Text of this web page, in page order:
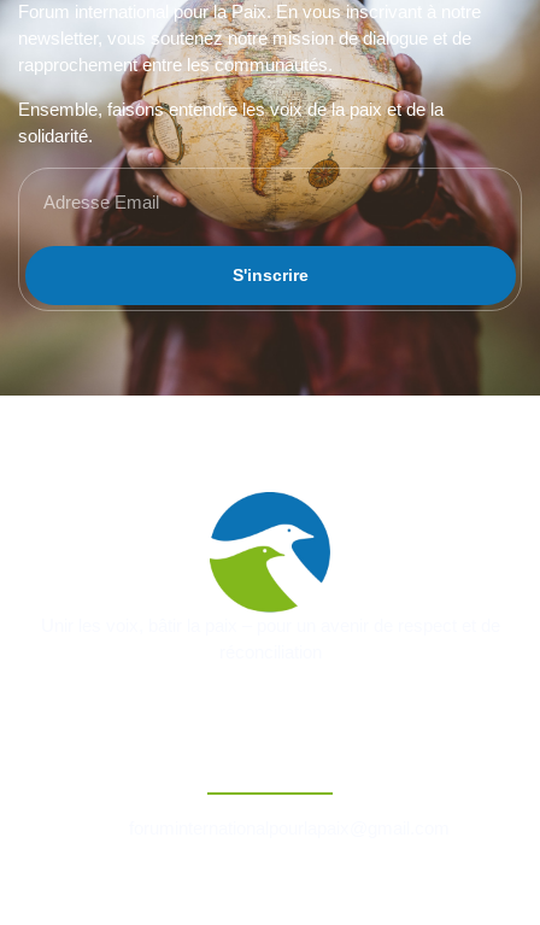
Forum international pour la Paix. En vous inscrivant à notre
newsletter, vous soutenez notre mission de dialogue et de
rapprochement entre les communautés.
Ensemble, faisons entendre les voix de la paix et de la
solidarité.
S'inscrire